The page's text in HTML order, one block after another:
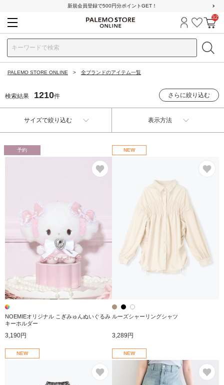
新規会員登録で500円分ポイントGET！
ログイン
お気に
カ
32
PALEMO STORE ONLINE 全ブランドのアイテム一覧
検索結果 1210件 さらに絞り込む
サイズで絞り込む 表示方法
予約
NOEMIEオリジナル こぎみゅんぬいぐるみ
キーホルダー
3,190円
NEW
ルーズシャーリングシャツ
3,289円
NEW NEW